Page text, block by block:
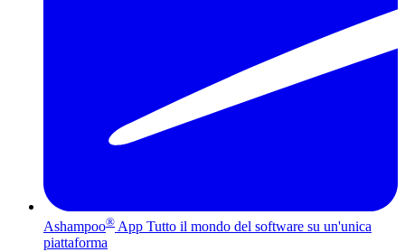
Ashampoo® App Tutto il mondo del software su un'unica
piattaforma